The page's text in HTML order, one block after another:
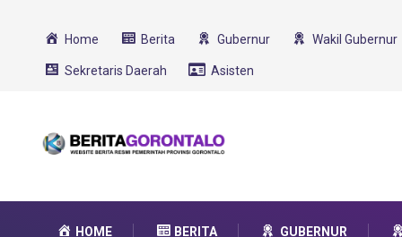
Home Berita Gubernur Wakil Gubernur
Sekretaris Daerah Asisten
HOME BERITA GUBERNUR